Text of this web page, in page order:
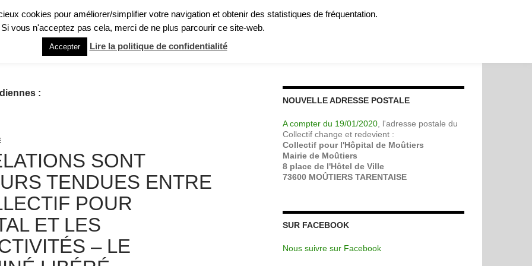
GHT : QU’EST-CE QUE C’EST ? PRÉSENTATION RAPIDE RECUEIL DE TÉMOIGNAGES
:
SONT
TENDUES ENTRE
POUR
ET LES
– LE
NOUVELLE ADRESSE POSTALE
A compter du 19/01/2020 , l'adresse postale du
Collectif change et redevient :
Collectif pour l'Hôpital de Moûtiers
Mairie de Moûtiers
8 place de l'Hôtel de Ville
73600 MOÛTIERS TARENTAISE
SUR FACEBOOK
Nous suivre sur Facebook
cookies pour améliorer/simplifier votre navigation et obtenir des statistiques de fréquentation.
Si vous n'acceptez pas cela, merci de ne plus parcourir ce site-web.
Accepter Lire la politique de confidentialité